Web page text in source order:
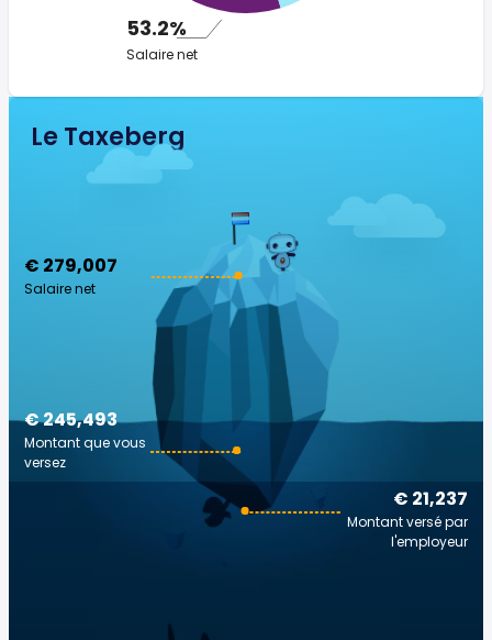
53.2%
Salaire net
Le Taxeberg
€ 279,007
Salaire net
€ 21,237
Montant versé par
l'employeur
€ 245,493
Montant que vous
versez